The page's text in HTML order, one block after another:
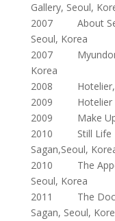
Gallery, Seoul,
2007 About
Seoul, Korea
2007 Myundong
Korea
2008 Hotelier,
2009 Hotelier
2009 Make Up
2010 Still Life In
Sagan,Seoul,
2010 The
Seoul, Korea
2011 The
Sagan, Seoul,